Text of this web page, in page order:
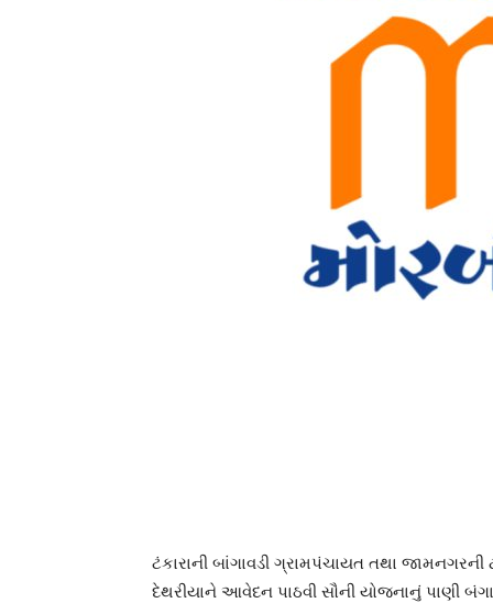
ટંકારાની બાંગાવડી ગ્રામપંચાયત તથા
દેથરીયાને આવેદન પાઠવી સૌની યોજનાનું પાણી